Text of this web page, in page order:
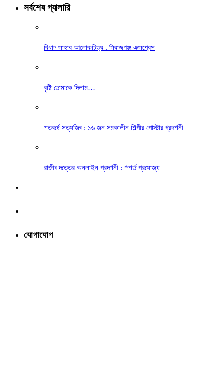
সর্বশেষ গ্যালারি
বিধান সাহার আলোকচিত্র : সিরাজগঞ্জ এক্সপ্রেস
বৃষ্টি তোমাকে দিলাম…
শতবর্ষে সত্যজিৎ : ১৬ জন সমকালীন শিল্পীর পোস্টার প্রদর্শনী
রাজীব দত্তের অনলাইন প্রদর্শনী : *শর্ত প্রযোজ্য
যোগাযোগ